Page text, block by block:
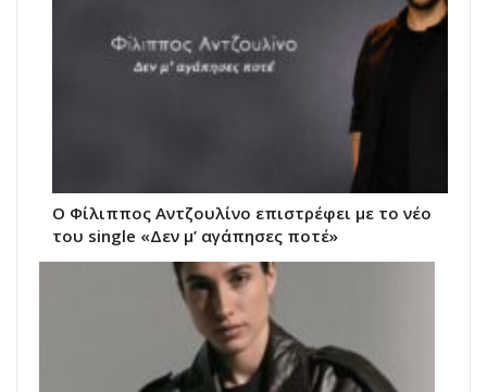
Ο Φίλιππος Αντζουλίνο επιστρέφει με το νέο
του single «Δεν μ’ αγάπησες ποτέ»